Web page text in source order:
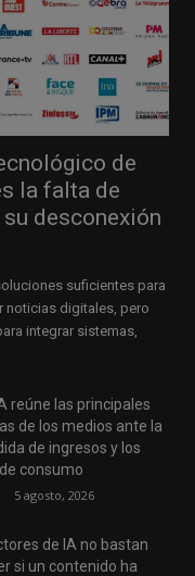
de
la falta de
desconexión
suficientes para
noticias digitales, pero
integrar sistemas,
reúne las principales
de los medios ante la
de ingresos y los
consumo
5 agosto, 2026
de IA no bastan
si un contenido ha